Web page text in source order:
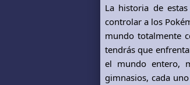
La historia de
controlar a los
mundo totalmente
tendrás que
el mundo entero,
gimnasios, cada